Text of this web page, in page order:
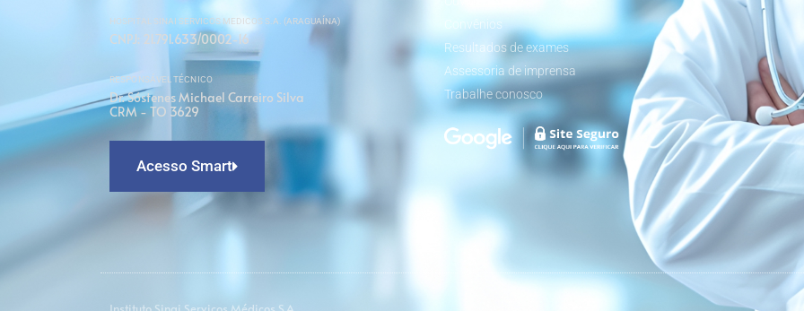
HOSPITAL SINAI SERVICOS MEDICOS S.A. (ARAGUAÍNA)
CNPJ: 21.791.633/0002-16
RESPONSÁVEL TÉCNICO
Dr. Sóstenes Michael Carreiro Silva
CRM - TO 3629
Acesso Smart
Convênios
Resultados de exames
Assessoria de imprensa
Trabalhe conosco